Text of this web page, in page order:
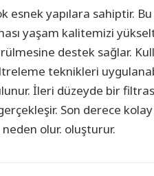
esnek yapılara sahiptir.
yaşam kalitemizi
destek sağlar.
teknikleri
İleri düzeyde bir
Son derece
olur. oluşturur.